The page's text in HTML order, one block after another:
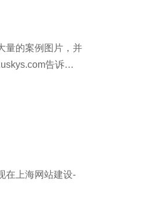
量的案例图片，并
告诉大
在上海网站建设-